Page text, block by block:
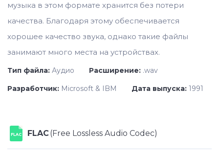
музыка в этом формате хранится без потери
качества. Благодаря этому обеспечивается
хорошее качество звука, однако такие файлы
занимают много места на устройствах.
Тип файла: Аудио Расширение: .wav
Разработчик: Microsoft & IBM Дата выпуска: 1991
FLAC FLAC(Free Lossless Audio Codec)